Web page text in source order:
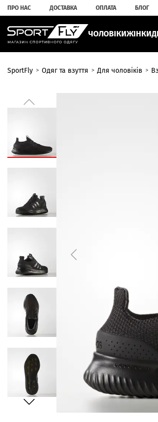
ПРО НАС ДОСТАВКА ОПЛАТА БЛОГ
ЧОЛОВІКИЖІНКИ
SportFly Одяг та взуття Для чоловіків